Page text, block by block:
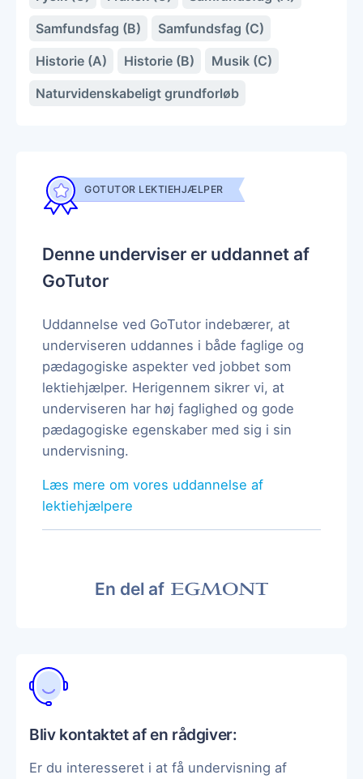
Samfundsfag (B)
Samfundsfag (C)
Historie (A)
Historie (B)
Musik (C)
Naturvidenskabeligt grundforløb
GOTUTOR LEKTIEHJÆLPER
Denne underviser er uddannet af
GoTutor
Uddannelse ved GoTutor indebærer, at
underviseren uddannes i både faglige og
pædagogiske aspekter ved jobbet som
lektiehjælper. Herigennem sikrer vi, at
underviseren har høj faglighed og gode
pædagogiske egenskaber med sig i sin
undervisning.
Læs mere om vores uddannelse af
lektiehjælpere
En del af
Bliv kontaktet af en rådgiver:
Er du interesseret i at få undervisning af